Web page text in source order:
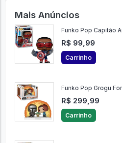
Mais Anúncios
Funko Pop Capitão
R$ 99,99
Carrinho
Funko Pop Grogu
R$ 299,99
Carrinho